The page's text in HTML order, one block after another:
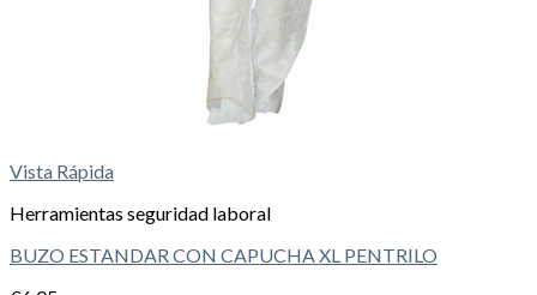
Vista Rápida
Herramientas seguridad laboral
BUZO ESTANDAR CON CAPUCHA XL PENTRILO